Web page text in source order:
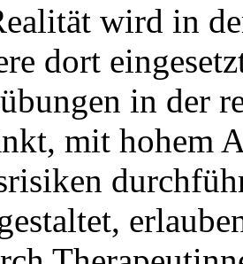
wird in
dort
in der
mit hohem